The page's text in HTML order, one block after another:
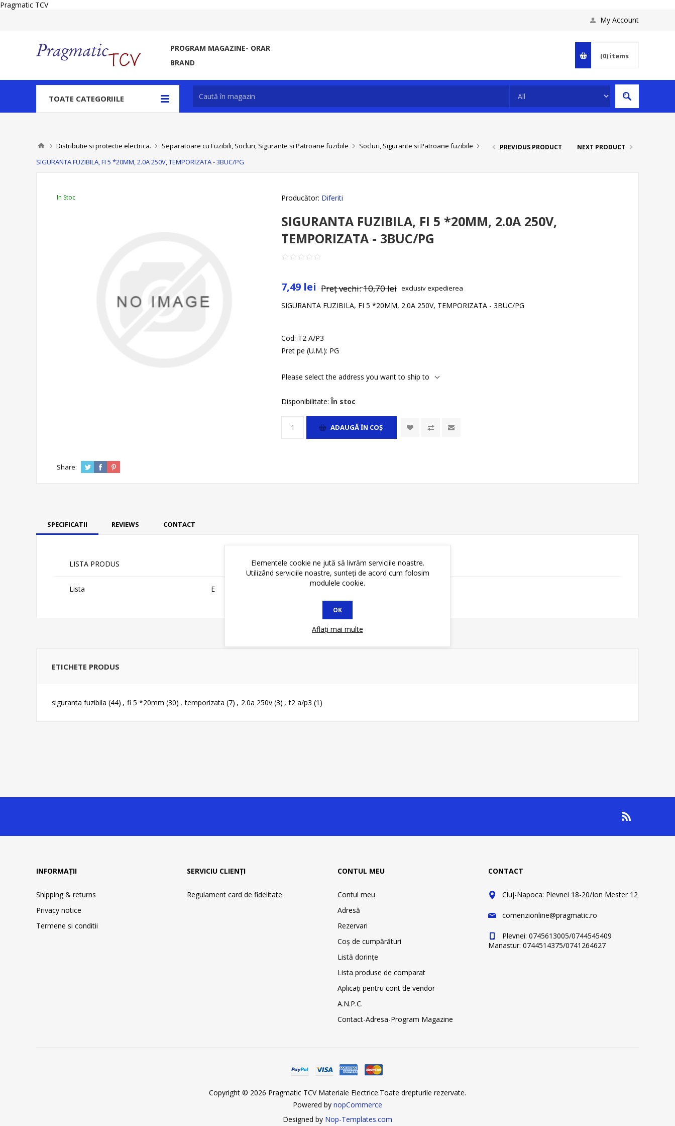
Pragmatic TCV
My Account
PROGRAM MAGAZINE- ORAR
BRAND
(0) items
TOATE CATEGORIILE
Distributie si protectie electrica. Separatoare cu Fuzibili, Socluri, Sigurante si Patroane fuzibile
Socluri, Sigurante si Patroane fuzibile
SIGURANTA FUZIBILA, FI 5 *20MM, 2.0A 250V, TEMPORIZATA - 3BUC/PG
PREVIOUS PRODUCT NEXT PRODUCT
In Stoc Producător: Diferiti
SIGURANTA FUZIBILA, FI 5 *20MM, 2.0A 250V,
TEMPORIZATA - 3BUC/PG
7,49 lei Preț vechi:10,70 lei exclusivexpedierea
SIGURANTA FUZIBILA, FI 5 *20MM, 2.0A 250V, TEMPORIZATA - 3BUC/PG
Cod: T2 A/P3
Pret pe (U.M.): PG
Please select the address you want to ship to
Disponibilitate: În stoc
ADAUGĂ ȊN COŞ
Share:
SPECIFICATII REVIEWS CONTACT
LISTA PRODUS
Lista E
ETICHETE PRODUS
siguranta fuzibila (44) , fi 5 *20mm (30) , temporizata (7) , 2.0a 250v (3) , t2 a/p3 (1)
INFORMAȚII
Shipping & returns
Privacy notice
Termene si conditii
SERVICIU CLIENȚI
Regulament card de fidelitate
CONTUL MEU
Contul meu
Adresă
Rezervari
Coş de cumpărături
Listă dorințe
Lista produse de comparat
Aplicați pentru cont de vendor
A.N.P.C.
Contact-Adresa-Program Magazine
CONTACT
Cluj-Napoca: Plevnei 18-20/Ion Mester 12
comenzionline@pragmatic.ro
Plevnei: 0745613005/0744545409
Manastur: 0744514375/0741264627
Copyright © 2026 Pragmatic TCV Materiale Electrice.Toate drepturile rezervate.
Powered by nopCommerce
Designed by Nop-Templates.com
Elementele cookie ne jută să livrăm serviciile noastre.
Utilizând serviciile noastre, sunteți de acord cum folosim
modulele cookie.
OK
Aflați mai multe